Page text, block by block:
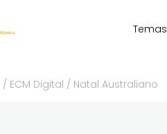
Temas
/ ECM Digital / Natal Australiano